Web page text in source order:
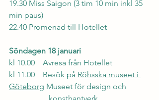
19.30 Miss Saigon (3 tim 10 min inkl 35
min paus)
22.40 Promenad till Hotellet
Söndagen 18 januari
kl 10.00    Avresa från Hotellet
kl 11.00    Besök på Röhsska museet i
Göteborg Museet för design och